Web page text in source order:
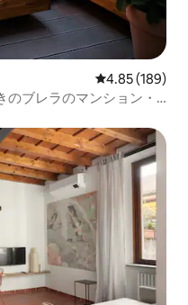
レビュー189
4.85 (189)
ブレラのマンション・